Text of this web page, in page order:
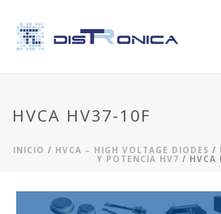
HVCA HV37-10F
INICIO / HVCA – HIGH VOLTAGE DIODES /
Y POTENCIA HV7 / HVCA